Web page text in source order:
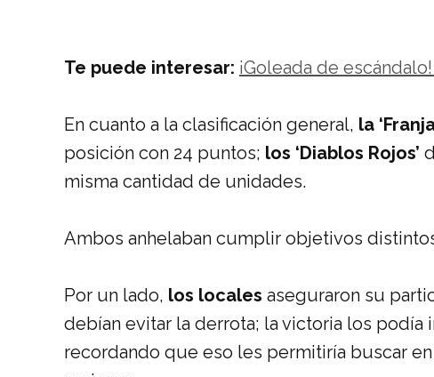
Te puede interesar: ¡Goleada de
En cuanto a la clasificación general, la
posición con 24 puntos; los ‘Diablos Rojos’
misma cantidad de unidades.
Ambos anhelaban cumplir objetivos
Por un lado, los locales aseguraron su
debían evitar la derrota; la victoria los podía
recordando que eso les permitiría buscar